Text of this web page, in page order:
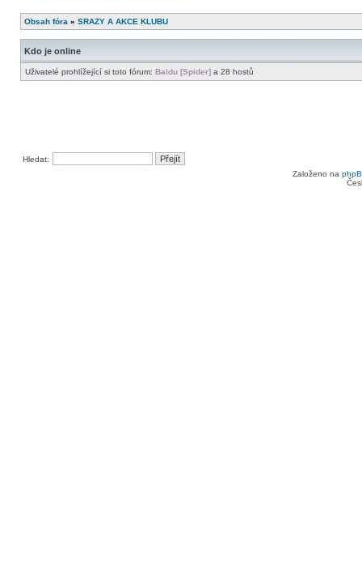
Obsah fóra » SRAZY A AKCE KLUBU
Kdo je online
Uživatelé prohlížející si toto fórum: Baidu [Spider] a 28 hostů
Hledat:
Založeno na